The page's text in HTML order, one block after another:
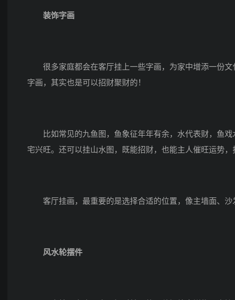
装饰字画
很多家庭都会在客厅挂上一些字画，为家中增添一份文
字画，其实也是可以招财聚财的！
比如常见的九鱼图，鱼象征年年有余，水代表财，鱼戏
宅兴旺。还可以挂山水图，既能招财，也能主人催旺运势
客厅挂画，最重要的是选择合适的位置，像主墙面、沙
风水轮摆件